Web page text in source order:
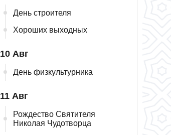
День строителя
Хороших выходных
10 Авг
День физкультурника
11 Авг
Рождество Святителя
Николая Чудотворца